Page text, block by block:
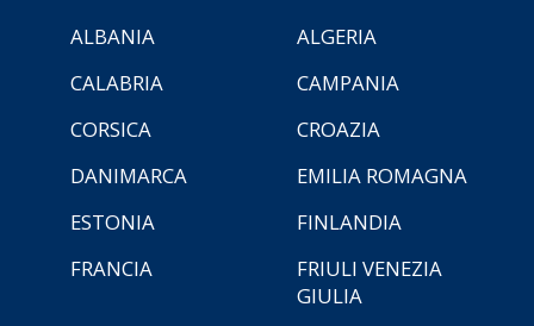
ALBANIA
ALGERIA
CALABRIA
CAMPANIA
CORSICA
CROAZIA
DANIMARCA
EMILIA ROMAGNA
ESTONIA
FINLANDIA
FRANCIA
FRIULI VENEZIA
GIULIA